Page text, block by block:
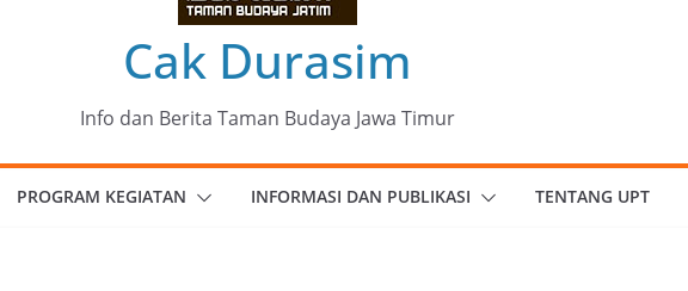
Cak Durasim
Info dan Berita Taman Budaya Jawa Timur
PROGRAM KEGIATAN INFORMASI DAN PUBLIKASI TENTANG UPT